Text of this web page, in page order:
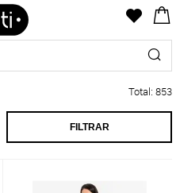
Total: 853
FILTRAR